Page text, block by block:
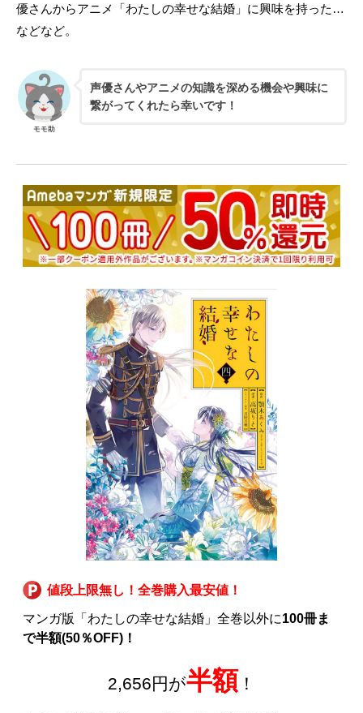
優さんからアニメ「わたしの幸せな結婚」に興味を持った…
などなど。
モモ助
声優さんやアニメの知識を深める機会や興味に
繋がってくれたら幸いです！
値段上限無し！全巻購入最安値！
マンガ版「わたしの幸せな結婚」全巻以外に100冊ま
で半額(50％OFF)！
2,656円が半額 ！